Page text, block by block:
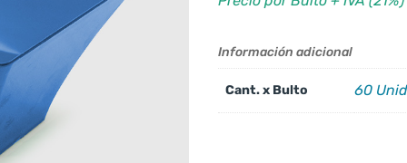
Información adicional
Cant. x Bulto 60